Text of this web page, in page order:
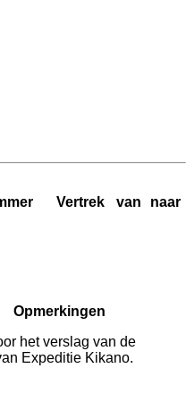
Vertrek van
naar
Opmerkingen
het verslag van de
Expeditie Kikano.